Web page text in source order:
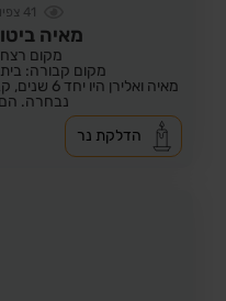
41
מאיה
מקום
מקום קבורה:
מאיה
נבחרה. הם
הדלקת נר